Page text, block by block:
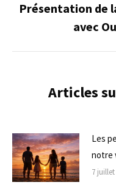
Présentation de
avec
Articles
Les
notre
7 juillet